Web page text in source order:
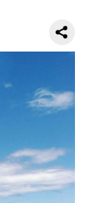
а в
И
хорошо
и